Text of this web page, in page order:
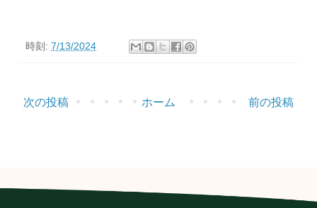
時刻: 7/13/2024
次の投稿 前の投稿
ホーム